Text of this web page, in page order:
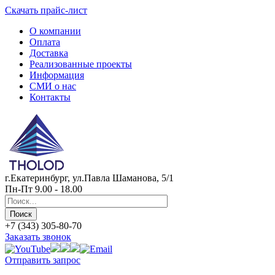
Скачать прайс-лист
О компании
Оплата
Доставка
Реализованные проекты
Информация
СМИ о нас
Контакты
г.Екатеринбург, ул.Павла Шаманова, 5/1
Пн-Пт 9.00 - 18.00
+7 (343) 305-80-70
Заказать звонок
Отправить запрос